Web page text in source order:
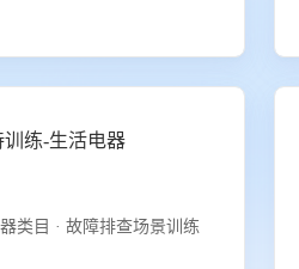
练-生活电器
类目 · 故障排查场景训练